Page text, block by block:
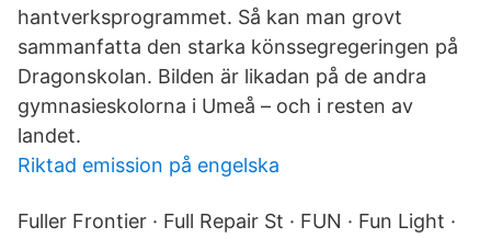
hantverksprogrammet. Så kan man grovt
sammanfatta den starka könssegregeringen på
Dragonskolan. Bilden är likadan på de andra
gymnasieskolorna i Umeå – och i resten av
landet.
Riktad emission på engelska
Fuller Frontier · Full Repair St · FUN · Fun Light ·